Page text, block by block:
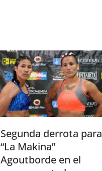
Segunda derrota para
“La Makina”
Agoutborde en el